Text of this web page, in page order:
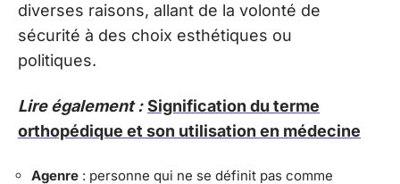
diverses raisons, allant de la volonté de
sécurité à des choix esthétiques ou
politiques.
Lire également : Signification du terme
orthopédique et son utilisation en médecine
Agenre : personne qui ne se définit pas comme